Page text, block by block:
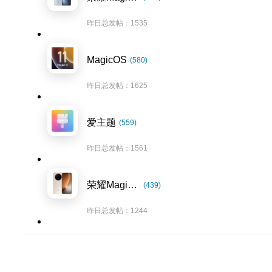
昨日总发帖：1535
MagicOS (580)
昨日总发帖：1625
爱主题 (559)
昨日总发帖：1561
荣耀Magic8系列 (439)
昨日总发帖：1244